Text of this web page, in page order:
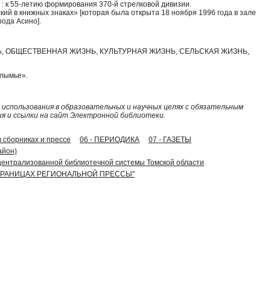
к 55-летию формирования 370-й стрелковой дивизии.
в книжных знаках» [которая была открыта 18 ноября 1996 года в зале
Асино].
ЖИЗНЬ, КУЛЬТУРНАЯ ЖИЗНЬ, СЕЛЬСКАЯ ЖИЗНЬ,
в образовательных и научных целях с обязательным
и ссылки на сайт Электронной библиотеки.
сборниках и прессе 06 - ПЕРИОДИКА
07 - ГАЗЕТЫ
библиотечной системы Томской области
СТРАНИЦАХ РЕГИОНАЛЬНОЙ ПРЕССЫ"